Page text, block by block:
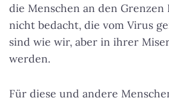
die Menschen an den Grenzen
nicht bedacht, die vom Virus
sind wie wir, aber in ihrer
werden.
Für diese und andere